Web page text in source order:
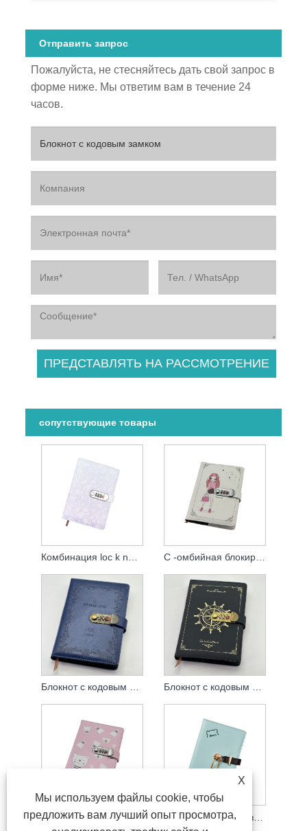
Отправить запрос
Пожалуйста, не стесняйтесь дать свой запрос в
форме ниже. Мы ответим вам в течение 24
часов.
сопутствующие товары
Комбинация loc k note book C -омбийная блокировка записная книжка
Блокнот с кодовым замком Блокнот с кодовым замком
Комбинированная записная книжка
X
Мы используем файлы cookie, чтобы
предложить вам лучший опыт просмотра,